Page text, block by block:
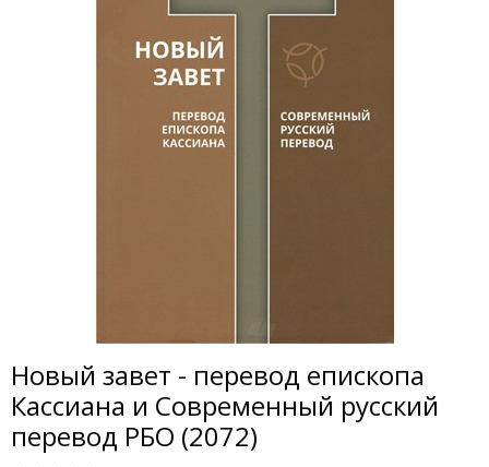
Новый завет - перевод епископа
Кассиана и Современный русский
перевод РБО (2072)